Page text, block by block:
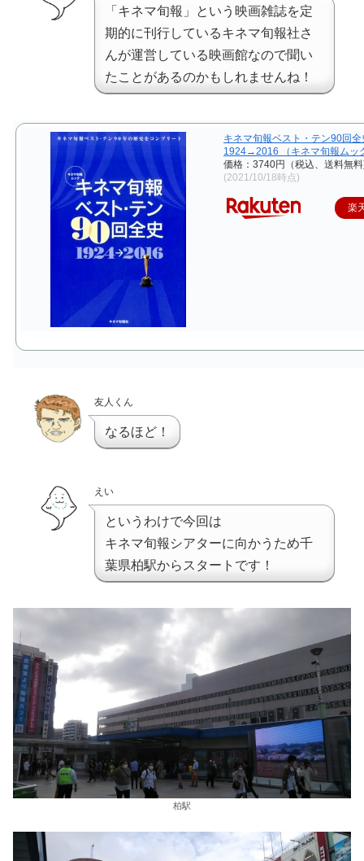
「キネマ旬報」という映画雑誌を定
期的に刊行しているキネマ旬報社さ
んが運営している映画館なので聞い
たことがあるのかもしれませんね！
キネマ旬報ベスト・テン90回全
1924→2016 （キネマ旬報ムッ
価格：3740円（税込、送料無
(2021/10/18時点)
楽
友人くん
なるほど！
えい
というわけで今回は
キネマ旬報シアターに向かうため千
葉県柏駅からスタートです！
柏駅